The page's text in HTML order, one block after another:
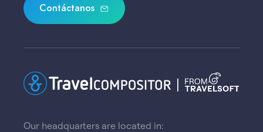
Contáctanos
Our headquarters are located in: